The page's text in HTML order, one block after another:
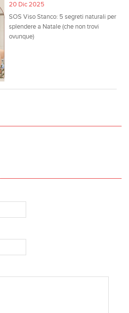
20 Dic 2025
SOS Viso Stanco: 5 segreti naturali per
splendere a Natale (che non trovi
ovunque)